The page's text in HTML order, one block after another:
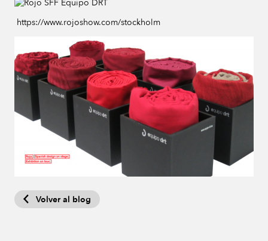
https://www.rojoshow.com/stockholm
Volver al blog